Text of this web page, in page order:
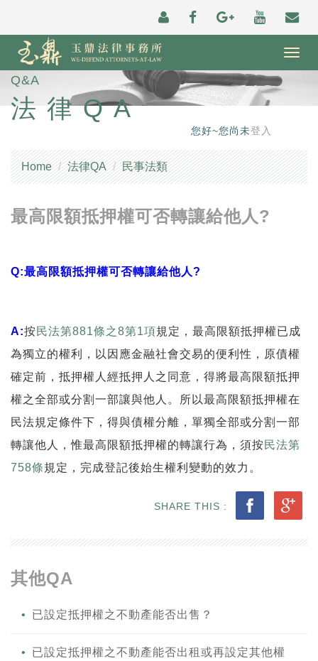
Q&A
法律QA
您好~您尚未登入
Home 法律QA 民事法類
最高限額抵押權可否轉讓給他人?
Q:最高限額抵押權可否轉讓給他人?
A:按民法第881條之8第1項規定，最高限額抵押權已成
為獨立的權利，以因應金融社會交易的便利性，原債權
確定前，抵押權人經抵押人之同意，得將最高限額抵押
權之全部或分割一部讓與他人。所以最高限額抵押權在
民法規定條件下，得與債權分離，單獨全部或分割一部
轉讓他人，惟最高限額抵押權的轉讓行為，須按民法第
758條規定，完成登記後始生權利變動的效力。
SHARE THIS :
其他QA
已設定抵押權之不動產能否出售？
已設定抵押權之不動產能否出租或再設定其他權